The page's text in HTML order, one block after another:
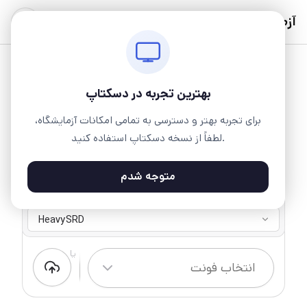
بهترین تجربه در دسکتاپ
برای تجربه بهتر و دسترسی به تمامی امکانات آزمایشگاه،
لطفاً از نسخه دسکتاپ استفاده کنید.
متوجه شدم
آزمایشگاه
2 وزن ۱ سبک